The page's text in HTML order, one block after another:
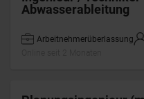
Abwasserableitung
Arbeitnehmerüberlassung